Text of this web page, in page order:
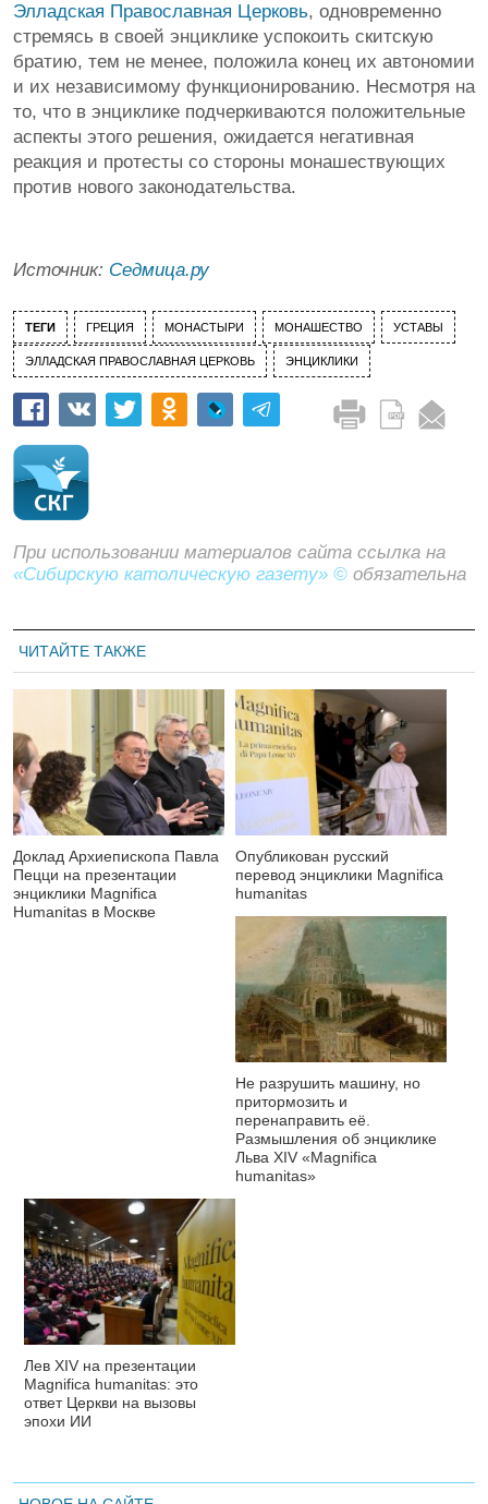
Элладская Православная Церковь, одновременно
стремясь в своей энциклике успокоить скитскую
братию, тем не менее, положила конец их автономии
и их независимому функционированию. Несмотря на
то, что в энциклике подчеркиваются положительные
аспекты этого решения, ожидается негативная
реакция и протесты со стороны монашествующих
против нового законодательства.
Источник: Седмица.ру
ТЕГИ ГРЕЦИЯ МОНАСТЫРИ МОНАШЕСТВО УСТАВЫ
ЭЛЛАДСКАЯ ПРАВОСЛАВНАЯ ЦЕРКОВЬ ЭНЦИКЛИКИ
При использовании материалов сайта ссылка на
«Сибирскую католическую газету» © обязательна
ЧИТАЙТЕ ТАКЖЕ
Доклад Архиепископа Павла
Пецци на презентации
энциклики Magnifica
Нumanitas в Москве
Опубликован русский
перевод энциклики Magnifica
humanitas
Не разрушить машину, но
притормозить и
перенаправить её.
Размышления об энциклике
Льва XIV «Magnifica
humanitas»
Лев XIV на презентации
Magnifica humanitas: это
ответ Церкви на вызовы
эпохи ИИ